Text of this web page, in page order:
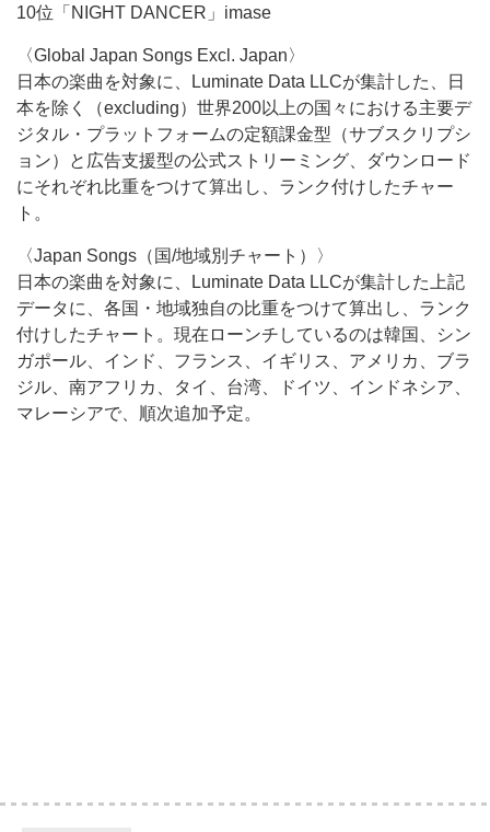
10位「NIGHT DANCER」imase
〈Global Japan Songs Excl. Japan〉
日本の楽曲を対象に、Luminate Data LLCが集計した、日
本を除く（excluding）世界200以上の国々における主要デ
ジタル・プラットフォームの定額課金型（サブスクリプシ
ョン）と広告支援型の公式ストリーミング、ダウンロード
にそれぞれ比重をつけて算出し、ランク付けしたチャー
ト。
〈Japan Songs（国/地域別チャート）〉
日本の楽曲を対象に、Luminate Data LLCが集計した上記
データに、各国・地域独自の比重をつけて算出し、ランク
付けしたチャート。現在ローンチしているのは韓国、シン
ガポール、インド、フランス、イギリス、アメリカ、ブラ
ジル、南アフリカ、タイ、台湾、ドイツ、インドネシア、
マレーシアで、順次追加予定。